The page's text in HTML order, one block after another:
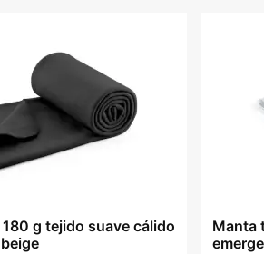
180 g tejido suave cálido
Manta